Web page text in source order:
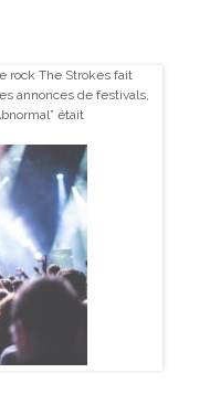
rock The Strokes fait
annonces de festivals,
était